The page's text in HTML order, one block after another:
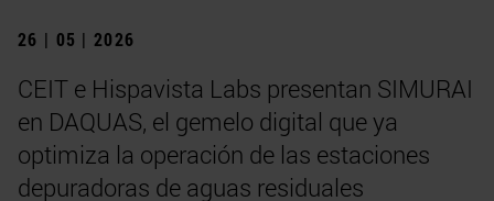
26 | 05 | 2026
CEIT e Hispavista Labs presentan SIMURAI
en DAQUAS, el gemelo digital que ya
optimiza la operación de las estaciones
depuradoras de aguas residuales